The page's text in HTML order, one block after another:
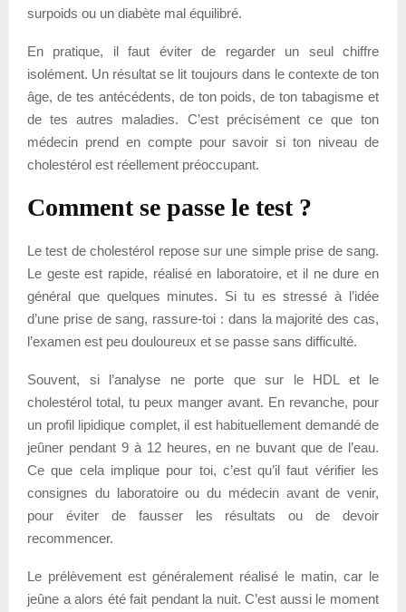
surpoids ou un diabète mal équilibré.
En pratique, il faut éviter de regarder un seul chiffre
isolément. Un résultat se lit toujours dans le contexte de ton
âge, de tes antécédents, de ton poids, de ton tabagisme et
de tes autres maladies. C’est précisément ce que ton
médecin prend en compte pour savoir si ton niveau de
cholestérol est réellement préoccupant.
Comment se passe le test ?
Le test de cholestérol repose sur une simple prise de sang.
Le geste est rapide, réalisé en laboratoire, et il ne dure en
général que quelques minutes. Si tu es stressé à l’idée
d’une prise de sang, rassure-toi : dans la majorité des cas,
l’examen est peu douloureux et se passe sans difficulté.
Souvent, si l’analyse ne porte que sur le HDL et le
cholestérol total, tu peux manger avant. En revanche, pour
un profil lipidique complet, il est habituellement demandé de
jeûner pendant 9 à 12 heures, en ne buvant que de l’eau.
Ce que cela implique pour toi, c’est qu’il faut vérifier les
consignes du laboratoire ou du médecin avant de venir,
pour éviter de fausser les résultats ou de devoir
recommencer.
Le prélèvement est généralement réalisé le matin, car le
jeûne a alors été fait pendant la nuit. C’est aussi le moment